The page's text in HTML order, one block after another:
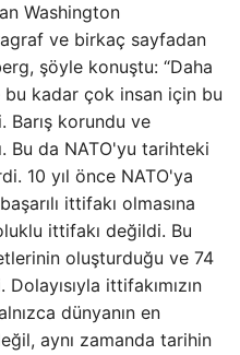
Washington
ve birkaç sayfadan
şöyle konuştu: “Daha
kadar çok insan için bu
Barış korundu ve
Bu da NATO'yu tarihteki
10 yıl önce NATO'ya
ittifakı olmasına
ittifakı değildi. Bu
oluşturduğu ve 74
ittifakımızın
dünyanın en
aynı zamanda tarihin